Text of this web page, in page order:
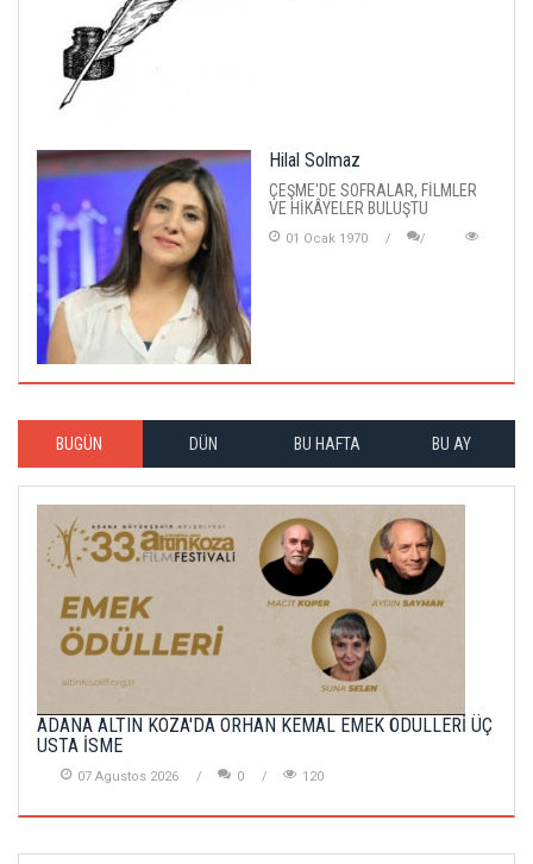
Hilal Solmaz
ÇEŞME'DE SOFRALAR, FİLMLER
VE HİKÂYELER BULUŞTU
01 Ocak 1970
BUGÜN DÜN BU HAFTA BU AY
ADANA ALTIN KOZA'DA ORHAN KEMAL EMEK ÖDÜLLERİ ÜÇ
USTA İSME
07 Agustos 2026 0 120